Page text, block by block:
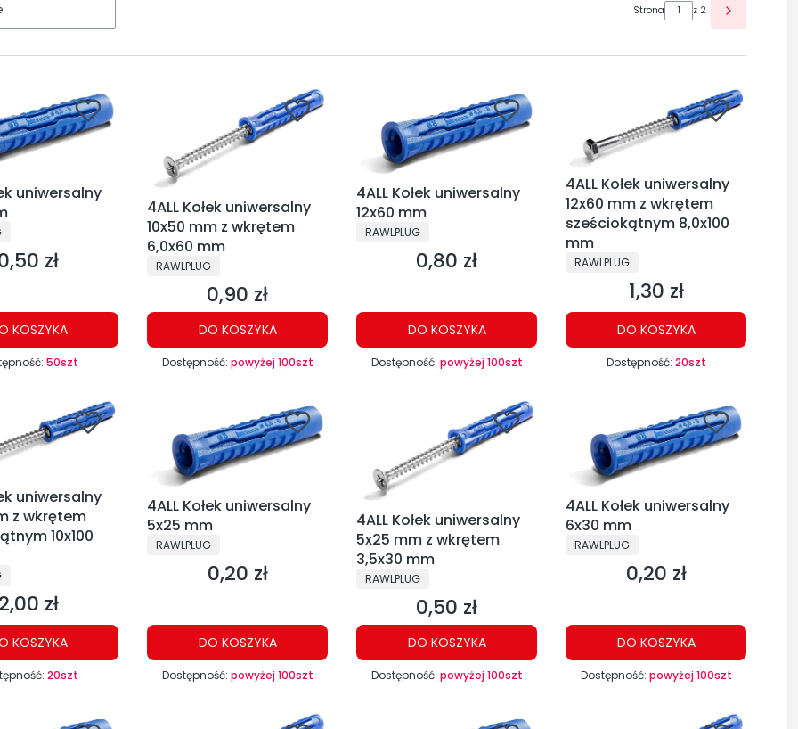
Strona z 2
uniwersalny
zł
KOSZYKA
50szt
4ALL Kołek uniwersalny
10x50 mm z wkrętem
6,0x60 mm
PRODUCENT
RAWLPLUG
Cena
0,90 zł
DO KOSZYKA
Dostępność: powyżej 100szt
4ALL Kołek uniwersalny
12x60 mm
PRODUCENT
RAWLPLUG
Cena
0,80 zł
DO KOSZYKA
Dostępność: powyżej 100szt
4ALL Kołek uniwersalny
12x60 mm z wkrętem
sześciokątnym 8,0x100
mm
PRODUCENT
RAWLPLUG
Cena
1,30 zł
DO KOSZYKA
Dostępność: 20szt
uniwersalny
z wkrętem
10x100
Cena
2,00 zł
KOSZYKA
20szt
4ALL Kołek uniwersalny
5x25 mm
PRODUCENT
RAWLPLUG
Cena
0,20 zł
DO KOSZYKA
Dostępność: powyżej 100szt
4ALL Kołek uniwersalny
5x25 mm z wkrętem
3,5x30 mm
PRODUCENT
RAWLPLUG
Cena
0,50 zł
DO KOSZYKA
Dostępność: powyżej 100szt
4ALL Kołek uniwersalny
6x30 mm
PRODUCENT
RAWLPLUG
Cena
0,20 zł
DO KOSZYKA
Dostępność: powyżej 100szt